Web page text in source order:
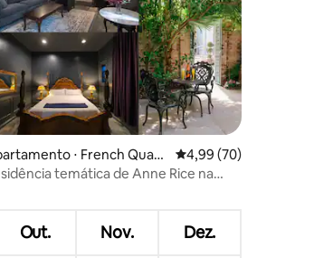
média de 5, 19 avaliações
⋅ French Quart
4,99 de uma
4,99 (70)
temática de Anne Rice na
Out. Nov. Dez.